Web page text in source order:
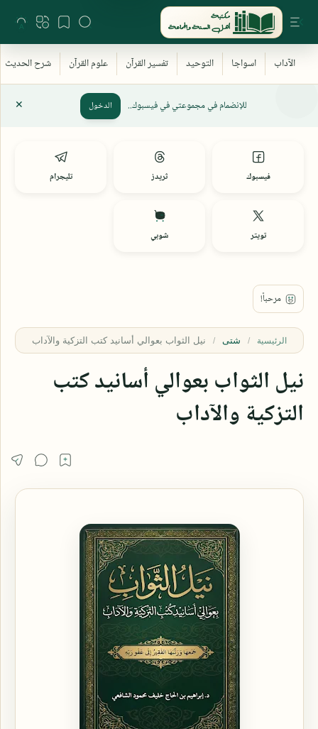
للإنضمام في مجموعتي في فيسبوك.. الدخول
فيسبوك ثريدز تليجرام
تويتر شوبي
الرئيسية شتى
نيل الثواب بعوالي أسانيد كتب
التزكية والآداب